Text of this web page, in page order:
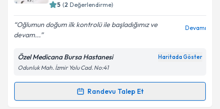
Kişisel verilerimin işlenmesine ilişkin
Aydınlatma
Metni'ni okudum ve kişisel verilerimin belirtilen
kapsamda işlenmesini kabul ediyorum.
5 (2 Değerlendirme)
Oğlumun doğum ilk kontrolü ile başladığımız ve
devam...
Devamı
Özel Medicana Bursa Hastanesi Haritada Göster
Odunluk Mah. İzmir Yolu Cad. No:41
Randevu Talep Et
Randevu Takvimi Talebi